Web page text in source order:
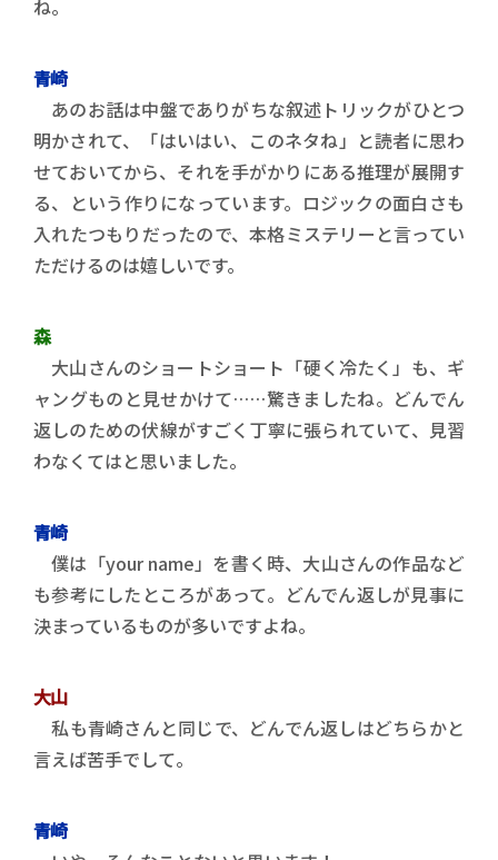
ね。
青崎
あのお話は中盤でありがちな叙述トリックがひとつ
明かされて、「はいはい、このネタね」と読者に思わ
せておいてから、それを手がかりにある推理が展開す
る、という作りになっています。ロジックの面白さも
入れたつもりだったので、本格ミステリーと言ってい
ただけるのは嬉しいです。
森
大山さんのショートショート「硬く冷たく」も、ギ
ャングものと見せかけて……驚きましたね。どんでん
返しのための伏線がすごく丁寧に張られていて、見習
わなくてはと思いました。
青崎
僕は「your name」を書く時、大山さんの作品など
も参考にしたところがあって。どんでん返しが見事に
決まっているものが多いですよね。
大山
私も青崎さんと同じで、どんでん返しはどちらかと
言えば苦手でして。
青崎